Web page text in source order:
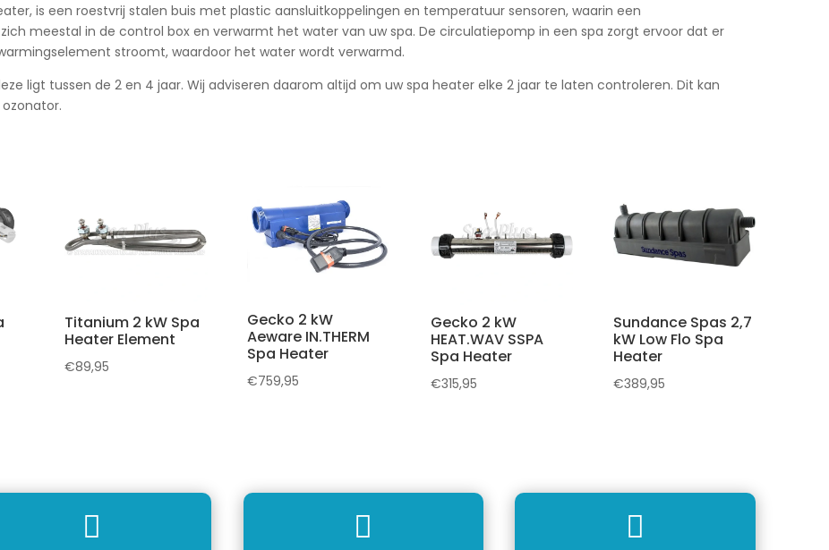
is een roestvrij stalen buis met plastic aansluitkoppelingen en temperatuur sensoren, waarin een
meestal in de control box en verwarmt het water van uw spa. De circulatiepomp in een spa zorgt ervoor dat er
stroomt, waardoor het water wordt verwarmd.
ligt tussen de 2 en 4 jaar. Wij adviseren daarom altijd om uw spa heater elke 2 jaar te laten controleren. Dit kan
Titanium 2 kW Spa
Heater Element
€89,95
Gecko 2 kW
Aeware IN.THERM
Spa Heater
€759,95
Gecko 2 kW
HEAT.WAV SSPA
Spa Heater
€315,95
Sundance Spas 2,7
kW Low Flo Spa
Heater
€389,95
  